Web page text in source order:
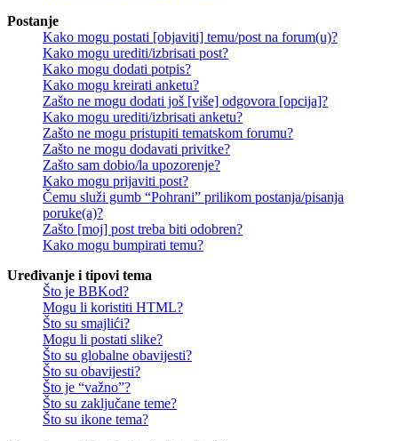
Postanje
Kako mogu postati [objaviti] temu/post na forum(u)?
Kako mogu urediti/izbrisati post?
Kako mogu dodati potpis?
Kako mogu kreirati anketu?
Zašto ne mogu dodati još [više] odgovora [opcija]?
Kako mogu urediti/izbrisati anketu?
Zašto ne mogu pristupiti tematskom forumu?
Zašto ne mogu dodavati privitke?
Zašto sam dobio/la upozorenje?
Kako mogu prijaviti post?
Čemu služi gumb “Pohrani” prilikom postanja/pisanja
poruke(a)?
Zašto [moj] post treba biti odobren?
Kako mogu bumpirati temu?
Uređivanje i tipovi tema
Što je BBKod?
Mogu li koristiti HTML?
Što su smajlići?
Mogu li postati slike?
Što su globalne obavijesti?
Što su obavijesti?
Što je “važno”?
Što su zaključane teme?
Što su ikone tema?